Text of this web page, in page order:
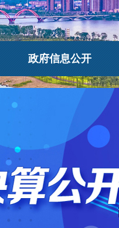
政府信息公开